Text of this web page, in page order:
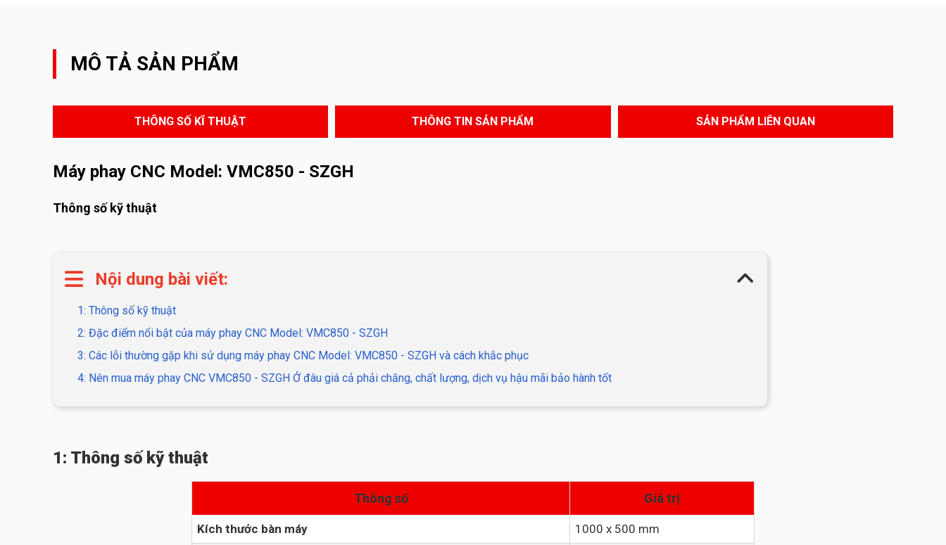
MÔ TẢ SẢN PHẨM
THÔNG SỐ KĨ THUẬT THÔNG TIN SẢN PHẨM SẢN PHẨM LIÊN QUAN
Máy phay CNC Model: VMC850 - SZGH
Thông số kỹ thuật
Nội dung bài viết:
1: Thông số kỹ thuật
2: Đặc điểm nổi bật của máy phay CNC Model: VMC850 - SZGH
3: Các lỗi thường gặp khi sử dụng máy phay CNC Model: VMC850 - SZGH và cách khắc phục
4: Nên mua máy phay CNC VMC850 - SZGH Ở đâu giá cả phải chăng, chất lượng, dịch vụ hậu mãi bảo hành tốt
1: Thông số kỹ thuật
Thông số Giá trị
Kích thước bàn máy
1000 x 500 mm